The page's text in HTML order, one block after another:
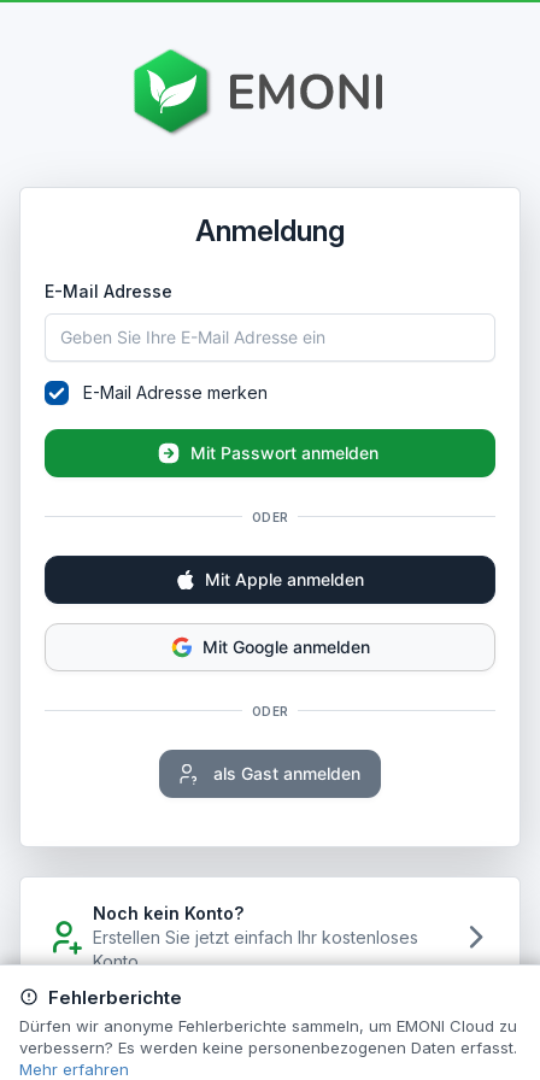
Anmeldung
E-Mail Adresse
E-Mail Adresse merken
Mit Passwort anmelden
ODER
Mit Apple anmelden
Mit Google anmelden
ODER
als Gast anmelden
Noch kein Konto?
Erstellen Sie jetzt einfach Ihr kostenloses
Konto.
Passwort vergessen? Jetzt Passwort zurücksetzen
Fehlerberichte
Dürfen wir anonyme Fehlerberichte sammeln, um EMONI Cloud zu
verbessern? Es werden keine personenbezogenen Daten erfasst.
Mehr erfahren